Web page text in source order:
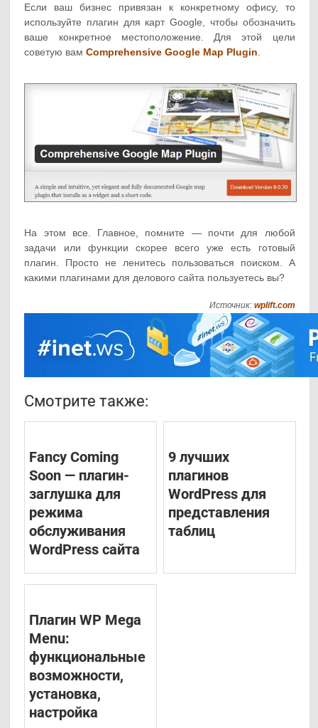
Если ваш бизнес привязан к конкретному офису, то
используйте плагин для карт Google, чтобы обозначить
ваше конкретное местоположение. Для этой цели
советую вамComprehensive Google Map Plugin
На этом все. Главное, помните — почти для любой
задачи или функции скорее всего уже есть готовый
плагин. Просто не ленитесь пользоваться поиском. А
какими плагинами для делового сайта пользуетесь вы?
Источник: wplift.com
Смотрите также:
Fancy Coming
Soon — плагин-
заглушка для
режима
обслуживания
WordPress сайта
9 лучших
плагинов
WordPress для
представления
таблиц
Плагин WP Mega
Menu:
функциональные
возможности,
установка,
настройка